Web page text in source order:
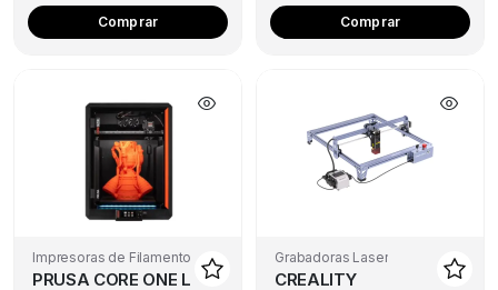
Comprar Comprar
Impresoras de Filamento
PRUSA CORE ONE L
Grabadoras Laser
CREALITY